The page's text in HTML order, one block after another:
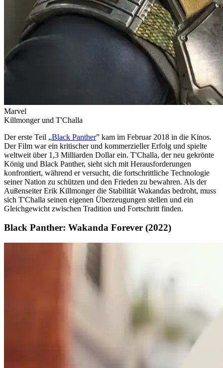
Marvel
Killmonger und T'Challa
Der erste Teil „Black Panther” kam im Februar 2018 in die Kinos.
Der Film war ein kritischer und kommerzieller Erfolg und spielte
weltweit über 1,3 Milliarden Dollar ein. T'Challa, der neu gekrönte
König und Black Panther, sieht sich mit Herausforderungen
konfrontiert, während er versucht, die fortschrittliche Technologie
seiner Nation zu schützen und den Frieden zu bewahren. Als der
Außenseiter Erik Killmonger die Stabilität Wakandas bedroht, muss
sich T'Challa seinen eigenen Überzeugungen stellen und ein
Gleichgewicht zwischen Tradition und Fortschritt finden.
Black Panther: Wakanda Forever (2022)